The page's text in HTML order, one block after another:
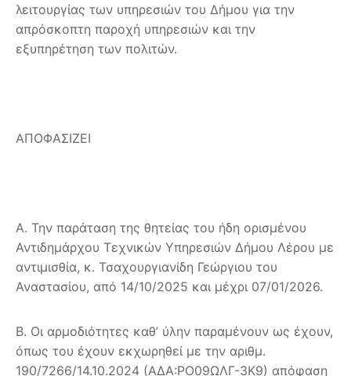
λειτουργίας των υπηρεσιών του Δήμου για την
απρόσκοπτη παροχή υπηρεσιών και την
εξυπηρέτηση των πολιτών.
ΑΠΟΦΑΣΙΖΕΙ
Α. Την παράταση της θητείας του ήδη ορισμένου
Αντιδημάρχου Τεχνικών Υπηρεσιών Δήμου Λέρου με
αντιμισθία, κ. Τσαχουργιανίδη Γεώργιου του
Αναστασίου, από 14/10/2025 και μέχρι 07/01/2026.
Β. Οι αρμοδιότητες καθ’ ύλην παραμένουν ως έχουν,
όπως του έχουν εκχωρηθεί με την αριθμ.
190/7266/14.10.2024 (ΑΔΑ:ΡΟ09ΩΛΓ-3Κ9) απόφαση